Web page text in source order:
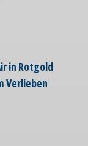
in Rotgold
Verlieben